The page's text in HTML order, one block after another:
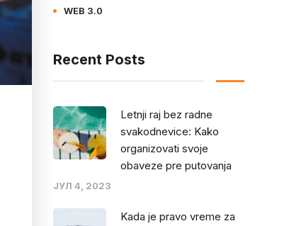
WEB 3.0
Recent Posts
Letnji raj bez radne
svakodnevice: Kako
organizovati svoje
obaveze pre putovanja
ЈУЛ 4, 2023
Kada je pravo vreme za